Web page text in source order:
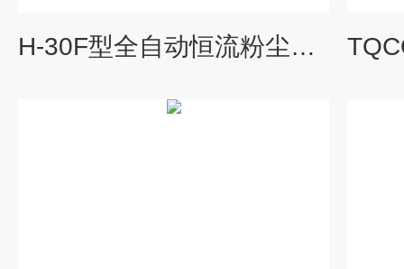
H-30F型全自动恒流粉尘采样器（现货包邮）